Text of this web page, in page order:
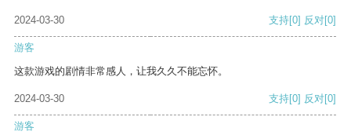
2024-03-30 支持[0] 反对[0]
游客
这款游戏的剧情非常感人，让我久久不能忘怀。
2024-03-30 支持[0] 反对[0]
游客